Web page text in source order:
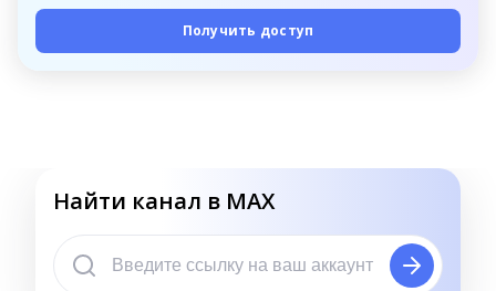
Получить доступ
Найти канал в MAX